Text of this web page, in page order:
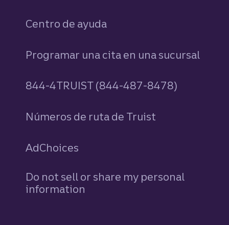
Centro de ayuda
Programar una cita en una sucursal
844-4TRUIST (844-487-8478)
Números de ruta de Truist
AdChoices
Do not sell or share my personal
information